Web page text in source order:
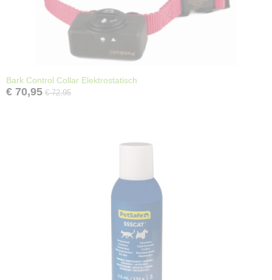
Bark Control Collar Elektrostatisch
€ 70,95 € 72,95